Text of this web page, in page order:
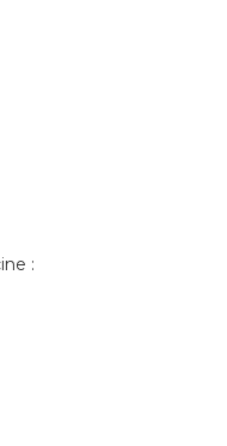
: